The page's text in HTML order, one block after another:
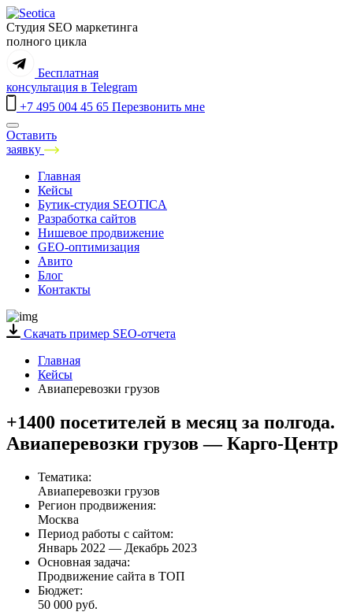
Студия SEO маркетинга
полного цикла
Бесплатная
консультация в Telegram
+7 495 004 45 65 Перезвонить мне
Оставить
заявку
Санкт-Петербург
Москва
Краснодар
Екатеринбург
Нижний Новгород
Самара
Новосибирск
Казань
Ростов-на-Дону
Воронеж
Уфа
Саратов
Пермь
Иркутск
Ставрополь
Тюмень
Красноярск
Омск
Тула
Балашиха
Тверь
Ульяновск
Брянск
Ярославль
Калининград
Набережные Челны
Главная
Кейсы
Бутик-студия SEOTICA
Разработка сайтов
Нишевое продвижение
GEO-оптимизация
Авито
Блог
Контакты
Скачать пример SEO-отчета
Главная
Кейсы
Авиаперевозки грузов
+1400 посетителей в месяц за полгода.
Авиаперевозки грузов — Карго-Центр
Тематика:
Авиаперевозки грузов
Регион продвижения:
Москва
Период работы с сайтом:
Январь 2022 — Декабрь 2023
Основная задача:
Продвижение сайта в ТОП
Бюджет:
50 000 руб.